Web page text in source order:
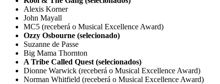
Alexis Korner
John Mayall
MC5 (receberá o Musical Excellence Award)
Ozzy Osbourne (selecionado)
Suzanne de Passe
Big Mama Thornton
A Tribe Called Quest (selecionados)
Dionne Warwick (receberá o Musical Excellence Award)
Norman Whitfield (receberá o Musical Excellence Award)